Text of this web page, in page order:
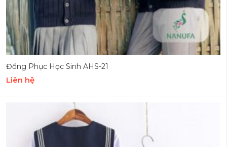
Đồng Phục Học Sinh AHS-21
Liên hệ